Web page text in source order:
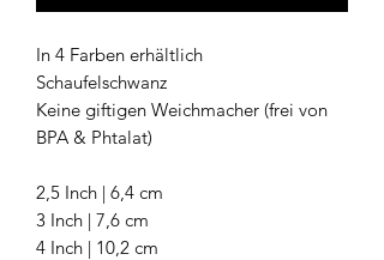
In 4 Farben erhältlich
Schaufelschwanz
Keine giftigen Weichmacher (frei von
BPA & Phtalat)
2,5 Inch | 6,4 cm
3 Inch | 7,6 cm
4 Inch | 10,2 cm